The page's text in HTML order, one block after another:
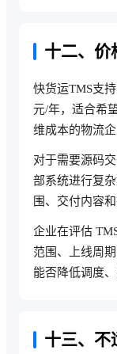
十二、价
快货运TMS支
元/年，适合希
维成本的物流
对于需要源码
部系统进行复
围、交付内容
企业在评估
范围、上线周
能否降低调度
十三、不